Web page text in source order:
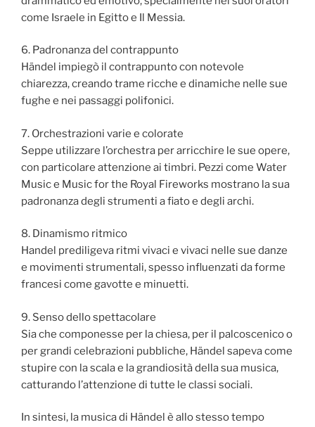
come Israele in Egitto e Il Messia.
6. Padronanza del contrappunto
Händel impiegò il contrappunto con notevole
chiarezza, creando trame ricche e dinamiche nelle sue
fughe e nei passaggi polifonici.
7. Orchestrazioni varie e colorate
Seppe utilizzare l’orchestra per arricchire le sue opere,
con particolare attenzione ai timbri. Pezzi come Water
Music e Music for the Royal Fireworks mostrano la sua
padronanza degli strumenti a fiato e degli archi.
8. Dinamismo ritmico
Handel prediligeva ritmi vivaci e vivaci nelle sue danze
e movimenti strumentali, spesso influenzati da forme
francesi come gavotte e minuetti.
9. Senso dello spettacolare
Sia che componesse per la chiesa, per il palcoscenico o
per grandi celebrazioni pubbliche, Händel sapeva come
stupire con la scala e la grandiosità della sua musica,
catturando l’attenzione di tutte le classi sociali.
In sintesi, la musica di Händel è allo stesso tempo